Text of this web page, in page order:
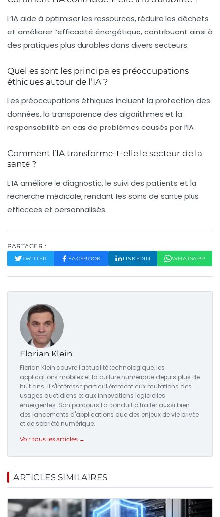
L’IA aide à optimiser les ressources, réduire les déchets
et améliorer l’efficacité énergétique, contribuant ainsi à
des pratiques plus durables dans divers secteurs.
Quelles sont les principales préoccupations
éthiques autour de l’IA ?
Les préoccupations éthiques incluent la protection des
données, la transparence des algorithmes et la
responsabilité en cas de problèmes causés par l’IA.
Comment l’IA transforme-t-elle le secteur de la
santé ?
L’IA améliore le diagnostic, le suivi des patients et la
recherche médicale, rendant les soins de santé plus
efficaces et personnalisés.
PARTAGER :
TWITTER FACEBOOK LINKEDIN WHATSAPP
Florian Klein
Florian Klein couvre l'actualité technologique, les
applications mobiles et la culture numérique depuis plus de
huit ans. Il s'intéresse particulièrement aux mutations des
usages quotidiens et aux innovations logicielles
émergentes. Son parcours l'a conduit à traiter aussi bien
des lancements d'applications que des enjeux de vie privée
et de sobriété numérique.
Voir tous les articles →
ARTICLES SIMILAIRES